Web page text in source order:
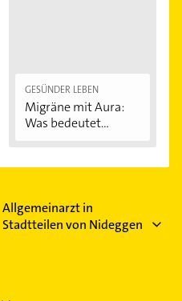
GESÜNDER LEBEN
Migräne mit Aura:
Was bedeutet...
Allgemeinarzt in
Stadtteilen von Nideggen